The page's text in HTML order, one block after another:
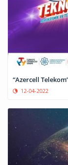
12-04-2022